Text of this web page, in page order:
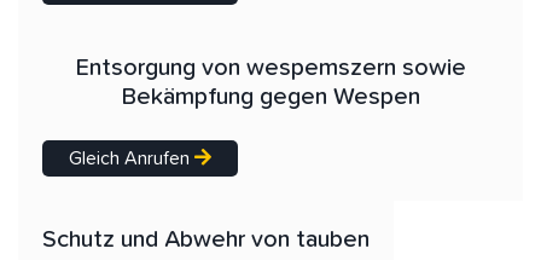
Entsorgung von wespemszern sowie
Bekämpfung gegen Wespen
Gleich Anrufen
Schutz und Abwehr von tauben